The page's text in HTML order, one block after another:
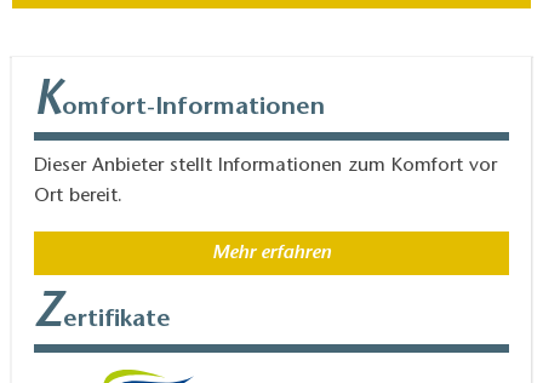
Komfort-Informationen
Dieser Anbieter stellt Informationen zum Komfort vor
Ort bereit.
Mehr erfahren
Zertifikate